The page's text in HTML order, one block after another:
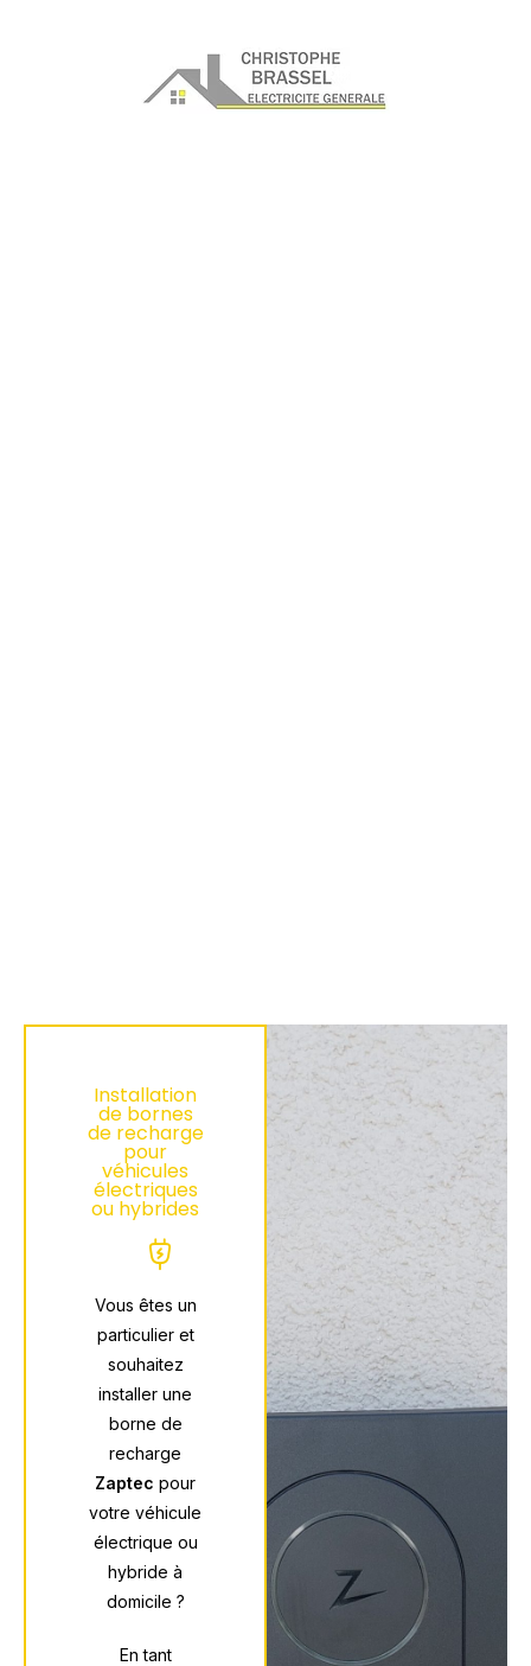
Installation
de bornes
de recharge
pour
véhicules
électriques
ou hybrides
Vous êtes un
particulier et
souhaitez
installer une
borne de
recharge
Zaptec pour
votre véhicule
électrique ou
hybride à
domicile ?
En tant